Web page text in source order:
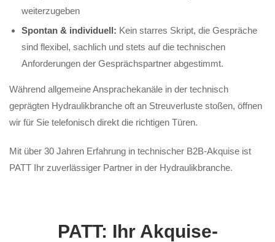
weiterzugeben
Spontan & individuell: Kein starres Skript, die Gespräche
sind flexibel, sachlich und stets auf die technischen
Anforderungen der Gesprächspartner abgestimmt.
Während allgemeine Ansprachekanäle in der technisch
geprägten Hydraulikbranche oft an Streuverluste stoßen, öffnen
wir für Sie telefonisch direkt die richtigen Türen.
Mit über 30 Jahren Erfahrung in technischer B2B-Akquise ist
PATT Ihr zuverlässiger Partner in der Hydraulikbranche.
PATT: Ihr Akquise-